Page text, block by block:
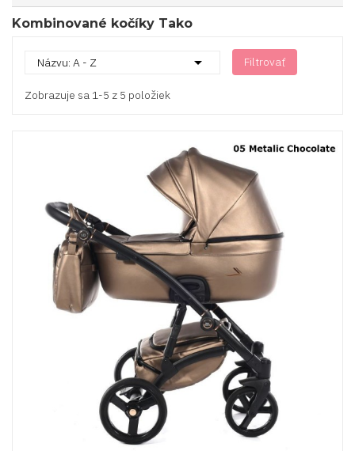
Kombinované kočíky Tako
Názvu: A - Z  Filtrovať
Zobrazuje sa 1-5 z 5 položiek